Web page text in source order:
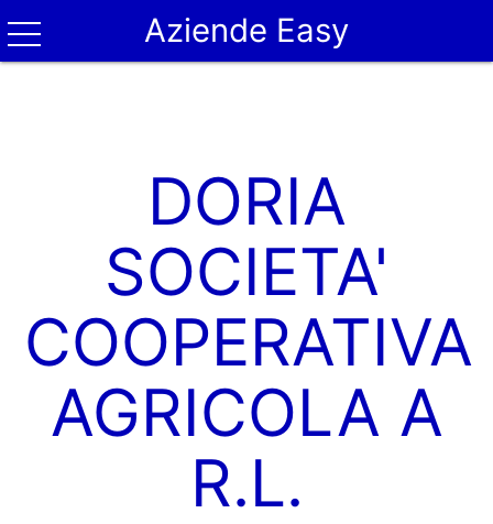
Aziende Easy
DORIA
SOCIETA'
COOPERATIVA
AGRICOLA A
R.L.